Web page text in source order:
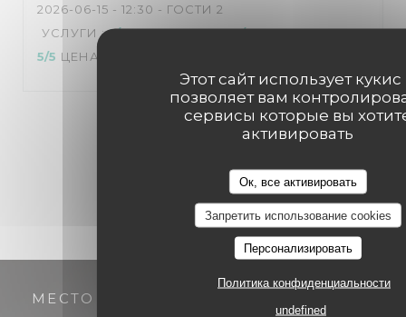
Этот сайт использует кукис
позволяет вам
сервисы которые вы
активировать
Ок, все активировать
Запретить использование cookies
Персонализировать
Политика конфиденциальности
undefined
2026-06-15 - 12:30 - ГОСТИ 2
УСЛУГИ : 5/5 АТМОСФЕРА: 5/5 МЕНЮ:
5/5 ЦЕНА / КАЧЕСТВО
2 3
МЕСТО